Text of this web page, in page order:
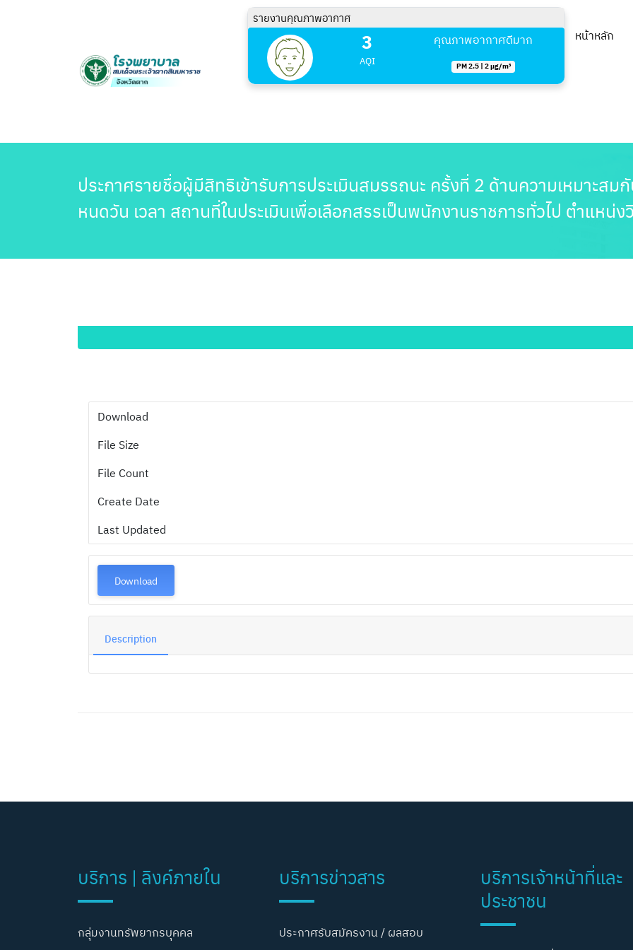
รายงานคุณภาพอากาศ
3
AQI
คุณภาพอากาศดีมาก
PM 2.5 | 2 µg/m³
หน้าหลัก
ประกาศรายชื่อผู้มีสิทธิเข้ารับการประเมินสมรรถนะ ครั้งที่ 2 ด้านความเหมาะส
หนดวัน เวลา สถานที่ในประเมินเพื่อเลือกสรรเป็นพนักงานราชการทั่วไป ตำแหน่ง
Download
File Size
File Count
Create Date
Last Updated
Download
Description
บริการ | ลิงค์ภายใน
กลุ่มงานทรัพยากรบุคคล
บริการข่าวสาร
ประกาศรับสมัครงาน / ผลสอบ
บริการเจ้าหน้าที่และ
ประชาชน